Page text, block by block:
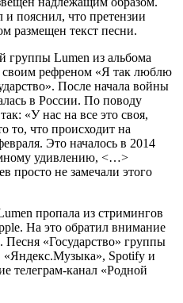
пояснил, что претензии
размещен текст песни.
группы Lumen из альбома
своим рефреном «Я так люблю
После начала войны
в России. По поводу
«У нас на все это своя,
то, что происходит на
Это началось в 2014
удивлению, <…>
просто не замечали этого
пропала из стримингов
На это обратил внимание
Песня «Государство» группы
«Яндекс.Музыка», Spotify и
телеграм-канал «Родной